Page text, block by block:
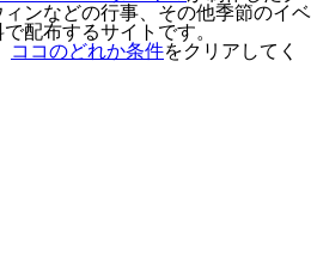
ンなどの行事、その他季節のイベ
配布するサイトです。
ココのどれか条件をクリアしてく